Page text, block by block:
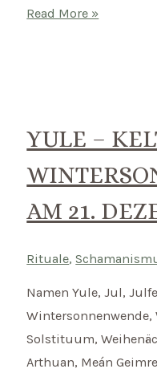
Imbolc
2.
Februar
Read More »
YULE –
AM 21.
Rituale,
Namen Yule, Jul,
Solstituum,
Arthuan, Meán